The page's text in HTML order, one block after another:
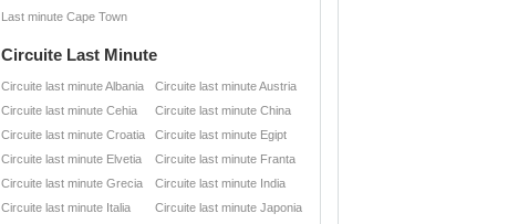
Last minute Cape Town
Circuite Last Minute
Circuite last minute Albania
Circuite last minute Austria
Circuite last minute Cehia
Circuite last minute China
Circuite last minute Croatia
Circuite last minute Egipt
Circuite last minute Elvetia
Circuite last minute Franta
Circuite last minute Grecia
Circuite last minute India
Circuite last minute Italia
Circuite last minute Japonia